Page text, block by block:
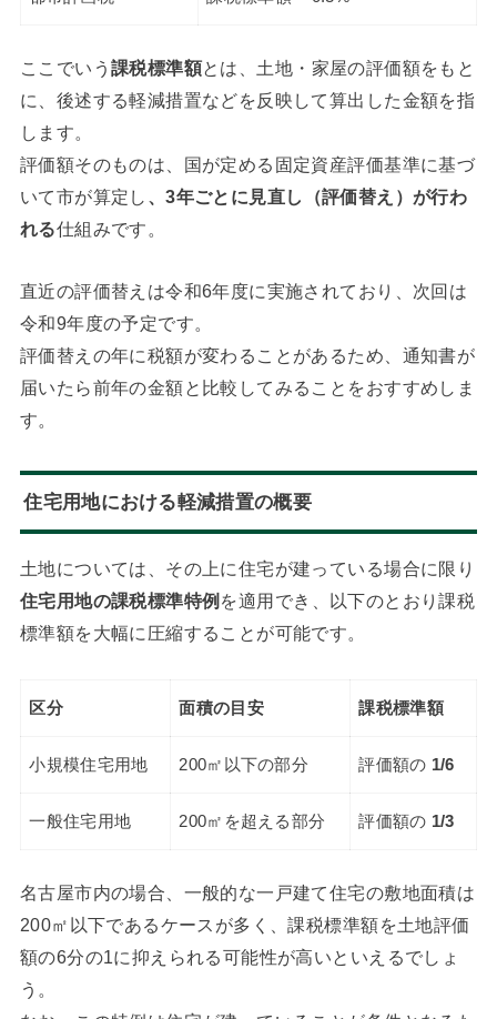
ここでいう 課税標準額とは、土地・家屋の評価額をもと
に、後述する軽減措置などを反映して算出した金額を指
します。
評価額そのものは、国が定める固定資産評価基準に基づ
いて市が算定し 、3年ごとに見直し（評価替え）が行わ
れる仕組みです。
直近の評価替えは令和6年度に実施されており、次回は
令和9年度の予定です。
評価替えの年に税額が変わることがあるため、通知書が
届いたら前年の金額と比較してみることをおすすめしま
す。
住宅用地における軽減措置の概要
土地については、その上に住宅が建っている場合に限り
住宅用地の課税標準特例 を適用でき、以下のとおり課税
標準額を大幅に圧縮することが可能です。
区分 面積の目安 課税標準額
小規模住宅用地 200㎡以下の部分 評価額の 1/6
一般住宅用地 200㎡を超える部分 評価額の 1/3
名古屋市内の場合、一般的な一戸建て住宅の敷地面積は
200㎡以下であるケースが多く、課税標準額を土地評価
額の6分の1に抑えられる可能性が高いといえるでしょ
う。